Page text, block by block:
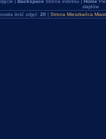
| Backspace Strona indeksu | Home
slajdów
ilość zdjęć: 20 | Strona Mieszkańca